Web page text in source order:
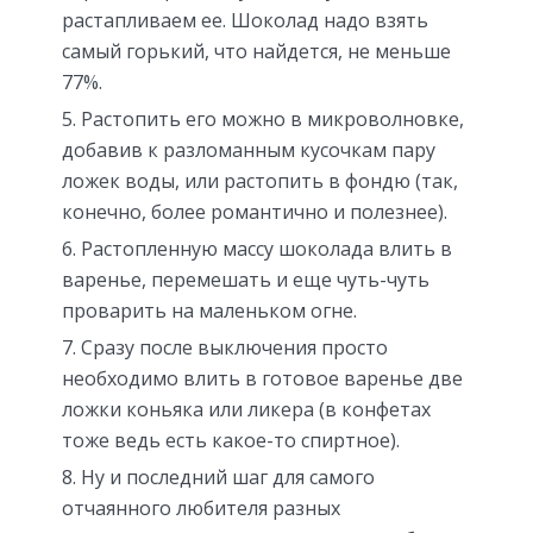
растапливаем ее. Шоколад надо взять
самый горький, что найдется, не меньше
77%.
Растопить его можно в микроволновке,
добавив к разломанным кусочкам пару
ложек воды, или растопить в фондю (так,
конечно, более романтично и полезнее).
Растопленную массу шоколада влить в
варенье, перемешать и еще чуть-чуть
проварить на маленьком огне.
Сразу после выключения просто
необходимо влить в готовое варенье две
ложки коньяка или ликера (в конфетах
тоже ведь есть какое-то спиртное).
Ну и последний шаг для самого
отчаянного любителя разных